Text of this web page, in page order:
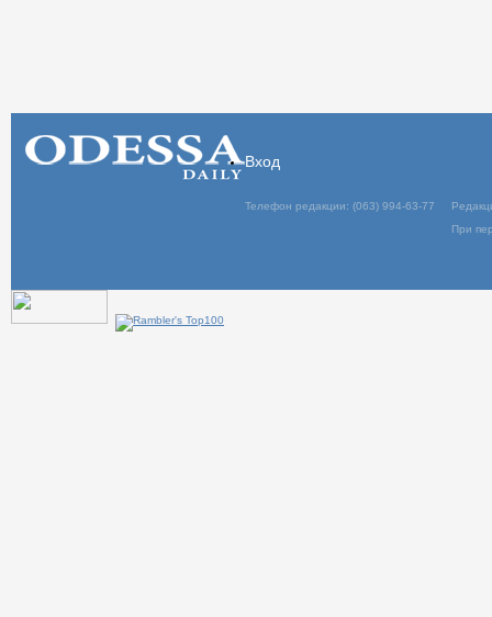
Вход
Телефон редакции: (063) 994-63-77
При